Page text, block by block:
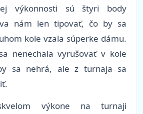
výkonnosti sú štyri body
nám len tipovať, čo by sa
kole vzala súperke dámu.
nenechala vyrušovať v kole
sa nehrá, ale z turnaja sa
výkone na turnaji